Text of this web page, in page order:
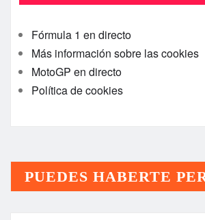
Fórmula 1 en directo
Más información sobre las cookies
MotoGP en directo
Política de cookies
PUEDES HABERTE